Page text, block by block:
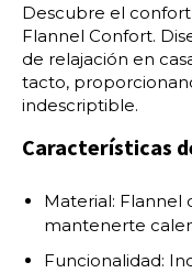
Descubre el
Flannel Confort.
de relajación en
tacto,
indescriptible.
Características
Material: Flannel
mantenerte
Funcionalidad: